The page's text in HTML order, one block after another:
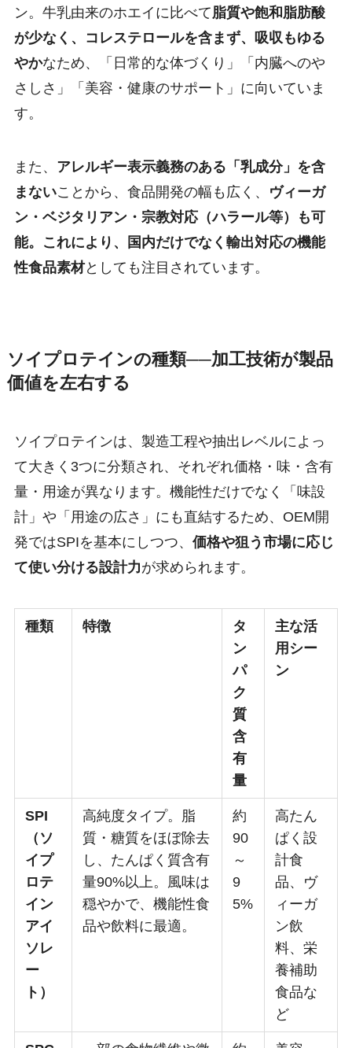
ン。牛乳由来のホエイに比べて 脂質や飽和脂肪酸
が少なく、コレステロールを含まず、吸収もゆる
やかなため、「日常的な体づくり」「内臓へのや
さしさ」「美容・健康のサポート」に向いていま
す。
また、 アレルギー表示義務のある「乳成分」を含
まないことから、食品開発の幅も広く、
ヴィーガ
ン・ベジタリアン・宗教対応（ハラール等）も可
能。これにより、国内だけでなく輸出対応の機能
性食品素材としても注目されています。
ソイプロテインの種類──加工技術が製品
価値を左右する
ソイプロテインは、製造工程や抽出レベルによっ
て大きく3つに分類され、それぞれ価格・味・含有
量・用途が異なります。機能性だけでなく「味設
計」や「用途の広さ」にも直結するため、OEM開
発ではSPIを基本にしつつ、 価格や狙う市場に応じ
て使い分ける設計力が求められます。
種類 特徴
タ
ン
パ
ク
質
含
有
量
主な活
用シー
ン
SPI
（ソ
イプ
ロテ
イン
アイ
ソレ
ー
ト）
高純度タイプ。脂
質・糖質をほぼ除去
し、たんぱく質含有
量90%以上。風味は
穏やかで、機能性食
品や飲料に最適。
約
90
～
9
5%
高たん
ぱく設
計食
品、ヴ
ィーガ
ン飲
料、栄
養補助
食品な
ど